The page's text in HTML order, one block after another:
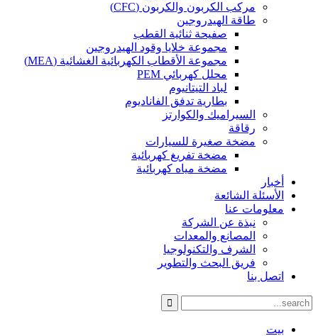
مركب الكربون والكربون (CFC)
طاقة الهيدروجين
صفيحة ثنائية القطب
مجموعة خلايا وقود الهيدروجين
مجموعة الأقطاب الكهربائية الغشائية (MEA)
محلل كهربائي PEM
لباد التيتانيوم
بطارية تدفق الفاناديوم
السيراميك والكوارتز
رقاقة
مضخة صغيرة للسيارات
مضخة تفريغ كهربائية
مضخة مياه كهربائية
أخبار
الأسئلة الشائعة
معلومات عنا
نبذة عن الشركة
المصانع والمعدات
الشرف والتكنولوجيا
فريق البحث والتطوير
اتصل بنا
بيت